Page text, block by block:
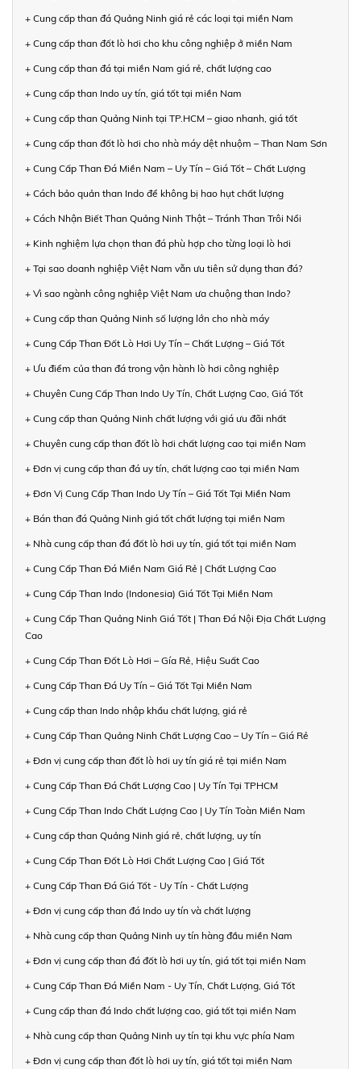
+ Cung cấp than đá Quảng Ninh giá rẻ các loại tại miền Nam
+ Cung cấp than đốt lò hơi cho khu công nghiệp ở miền Nam
+ Cung cấp than đá tại miền Nam giá rẻ, chất lượng cao
+ Cung cấp than Indo uy tín, giá tốt tại miền Nam
+ Cung cấp than Quảng Ninh tại TP.HCM – giao nhanh, giá tốt
+ Cung cấp than đốt lò hơi cho nhà máy dệt nhuộm – Than Nam Sơn
+ Cung Cấp Than Đá Miền Nam – Uy Tín – Giá Tốt – Chất Lượng
+ Cách bảo quản than Indo để không bị hao hụt chất lượng
+ Cách Nhận Biết Than Quảng Ninh Thật – Tránh Than Trôi Nổi
+ Kinh nghiệm lựa chọn than đá phù hợp cho từng loại lò hơi
+ Tại sao doanh nghiệp Việt Nam vẫn ưu tiên sử dụng than đá?
+ Vì sao ngành công nghiệp Việt Nam ưa chuộng than Indo?
+ Cung cấp than Quảng Ninh số lượng lớn cho nhà máy
+ Cung Cấp Than Đốt Lò Hơi Uy Tín – Chất Lượng – Giá Tốt
+ Ưu điểm của than đá trong vận hành lò hơi công nghiệp
+ Chuyên Cung Cấp Than Indo Uy Tín, Chất Lượng Cao, Giá Tốt
+ Cung cấp than Quảng Ninh chất lượng với giá ưu đãi nhất
+ Chuyên cung cấp than đốt lò hơi chất lượng cao tại miền Nam
+ Đơn vị cung cấp than đá uy tín, chất lượng cao tại miền Nam
+ Đơn Vị Cung Cấp Than Indo Uy Tín – Giá Tốt Tại Miền Nam
+ Bán than đá Quảng Ninh giá tốt chất lượng tại miền Nam
+ Nhà cung cấp than đá đốt lò hơi uy tín, giá tốt tại miền Nam
+ Cung Cấp Than Đá Miền Nam Giá Rẻ | Chất Lượng Cao
+ Cung Cấp Than Indo (Indonesia) Giá Tốt Tại Miền Nam
+ Cung Cấp Than Quảng Ninh Giá Tốt | Than Đá Nội Địa Chất Lượng
Cao
+ Cung Cấp Than Đốt Lò Hơi – Gía Rẻ, Hiệu Suất Cao
+ Cung Cấp Than Đá Uy Tín – Giá Tốt Tại Miền Nam
+ Cung cấp than Indo nhập khẩu chất lượng, giá rẻ
+ Cung Cấp Than Quảng Ninh Chất Lượng Cao – Uy Tín – Giá Rẻ
+ Đơn vị cung cấp than đốt lò hơi uy tín giá rẻ tại miền Nam
+ Cung Cấp Than Đá Chất Lượng Cao | Uy Tín Tại TPHCM
+ Cung Cấp Than Indo Chất Lượng Cao | Uy Tín Toàn Miền Nam
+ Cung cấp than Quảng Ninh giá rẻ, chất lượng, uy tín
+ Cung Cấp Than Đốt Lò Hơi Chất Lượng Cao | Giá Tốt
+ Cung Cấp Than Đá Giá Tốt - Uy Tín - Chất Lượng
+ Đơn vị cung cấp than đá Indo uy tín và chất lượng
+ Nhà cung cấp than Quảng Ninh uy tín hàng đầu miền Nam
+ Đơn vị cung cấp than đá đốt lò hơi uy tín, giá tốt tại miền Nam
+ Cung Cấp Than Đá Miền Nam - Uy Tín, Chất Lượng, Giá Tốt
+ Cung cấp than đá Indo chất lượng cao, giá tốt tại miền Nam
+ Nhà cung cấp than Quảng Ninh uy tín tại khu vực phía Nam
+ Đơn vị cung cấp than đốt lò hơi uy tín, giá tốt tại miền Nam